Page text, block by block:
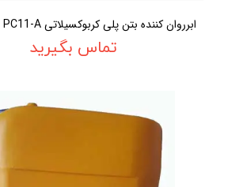
ابرروان کننده بتن پلی کربوکسیلاتی PC11-A بتن پلاست
تماس بگیرید